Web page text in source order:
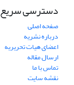
دسترسی سریع
صفحه اصلی
درباره نشریه
اعضای هیات تحریریه
ارسال مقاله
تماس با ما
نقشه سایت